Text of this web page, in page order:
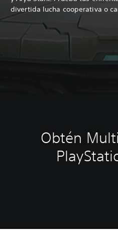
divertida lucha cooperativa o
Obtén